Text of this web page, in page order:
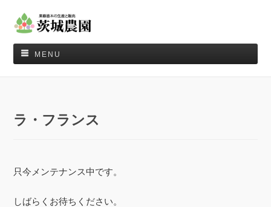
MENU
ラ・フランス
只今メンテナンス中です。
しばらくお待ちください。